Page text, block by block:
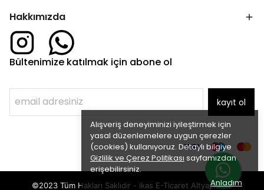
Alışveriş deneyiminizi iyileştirmek için
yasal düzenlemelere uygun çerezler
(cookies) kullanıyoruz. Detaylı bilgiye
Gizlilik ve Çerez Politikası sayfamızdan
erişebilirsiniz.
Anladım
Hakkımızda
Bültenimize katılmak için abone ol
kayıt ol
©2023 Tüm Hakları Saklıdır - ikas E-Ticaret Altyapısı ile